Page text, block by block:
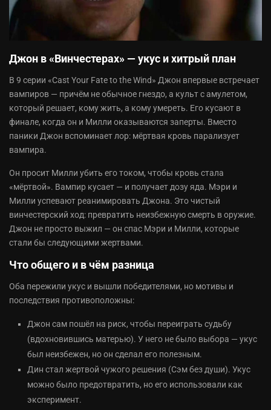
Джон в «Винчестерах» — укус и хитрый план
В 9 серии «Cast Your Fate to the Wind» Джон впервые встречает
вампиров — причём не обычное гнездо, а культ с амулетом,
который решает, кому жить, а кому умереть. Его кусают в
финале, когда он и Милли оказываются заперты. Вместо
паники Джон вспоминает лор: мёртвая кровь парализует
вампира.
Он просит Милли убить его током, чтобы кровь стала
«мёртвой». Вампир кусает — и получает дозу яда. Мэри и
Милли успевают реанимировать Джона. Это чистый
винчестерский ход: превратить неизбежную смерть в оружие.
Джон не просто выжил — он спас Мэри и Милли, которые
стали бы следующими жертвами.
Что общего и в чём разница
Оба пережили укус и вышли победителями, но мотивы и
последствия противоположны:
Джон сам пошёл на риск, чтобы переиграть судьбу
(вдохновившись матерью). У него не было выбора — укус
был неизбежен, но он сделал его полезным.
Дин стал жертвой чужого решения (Сэм без души). Укус
можно было предотвратить, но его использовали как
эксперимент.